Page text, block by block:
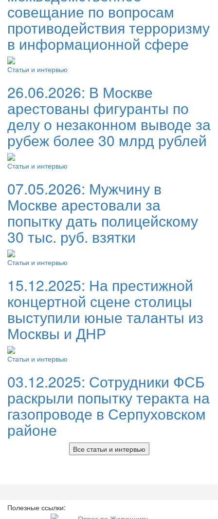
совещание по вопросам
противодействия терроризму
в информационной сфере
Статьи и интервью
26.06.2026: В Москве
арестованы фигуранты по
делу о незаконном выводе за
рубеж более 30 млрд рублей
Статьи и интервью
07.05.2026: Мужчину в
Москве арестовали за
попытку дать полицейскому
30 тыс. руб. взятки
Статьи и интервью
15.12.2025: На престижной
концертной сцене столицы
выступили юные таланты из
Москвы и ДНР
Статьи и интервью
03.12.2025: Сотрудники ФСБ
раскрыли попытку теракта на
газопроводе в Серпуховском
районе
Все статьи и интервью
Полезные ссылки: